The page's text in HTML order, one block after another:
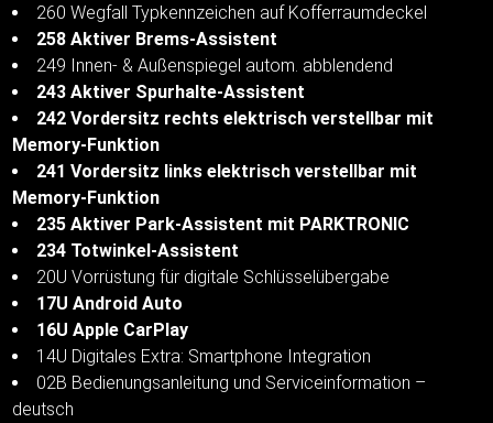
260 Wegfall Typkennzeichen auf Kofferraumdeckel
258 Aktiver Brems-Assistent
249 Innen- & Außenspiegel autom. abblendend
243 Aktiver Spurhalte-Assistent
242 Vordersitz rechts elektrisch verstellbar mit
Memory-Funktion
241 Vordersitz links elektrisch verstellbar mit
Memory-Funktion
235 Aktiver Park-Assistent mit PARKTRONIC
234 Totwinkel-Assistent
20U Vorrüstung für digitale Schlüsselübergabe
17U Android Auto
16U Apple CarPlay
14U Digitales Extra: Smartphone Integration
02B Bedienungsanleitung und Serviceinformation –
deutsch